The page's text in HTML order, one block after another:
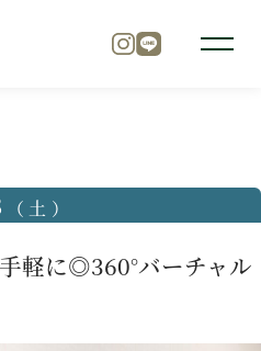
（土）
軽に◎360°バーチャル